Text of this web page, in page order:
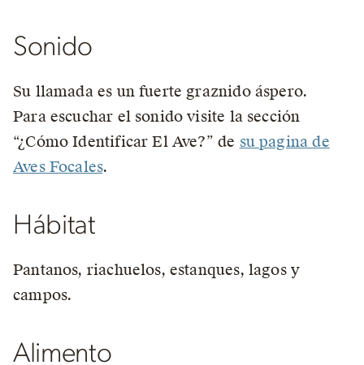
Sonido
Su llamada es un fuerte graznido áspero.
Para escuchar el sonido visite la sección
“¿Cómo Identificar El Ave?” de su pagina de
Aves Focales.
Hábitat
Pantanos, riachuelos, estanques, lagos y
campos.
Alimento